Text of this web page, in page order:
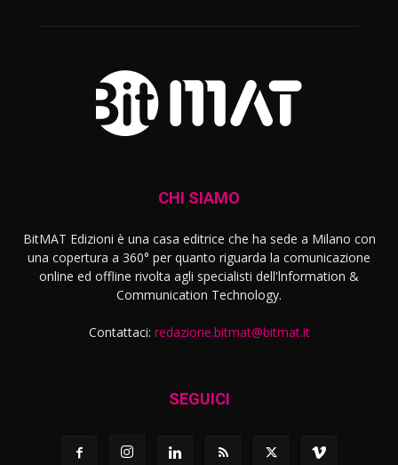
CHI SIAMO
BitMAT Edizioni è una casa editrice che ha sede a Milano con
una copertura a 360° per quanto riguarda la comunicazione
online ed offline rivolta agli specialisti dell'lnformation &
Communication Technology.
Contattaci: redazione.bitmat@bitmat.it
SEGUICI